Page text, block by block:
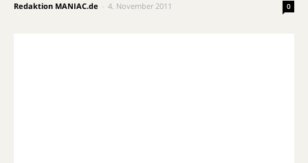
Redaktion MANIAC.de 4. November 2011 0